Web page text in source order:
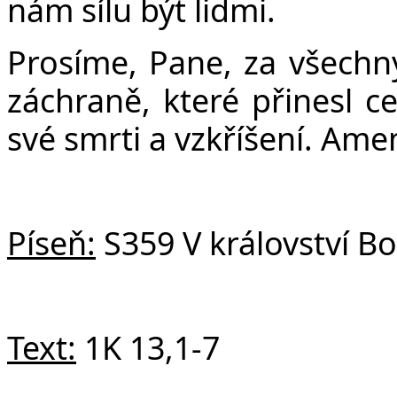
nám sílu být lidmi.
Prosíme, Pane, za
záchraně, které přinesl
své smrti a vzkříšení.
Píseň: S359 V království
Text: 1K 13,1-7